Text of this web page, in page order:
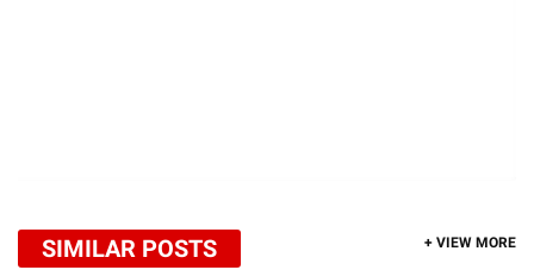
SIMILAR POSTS + VIEW MORE